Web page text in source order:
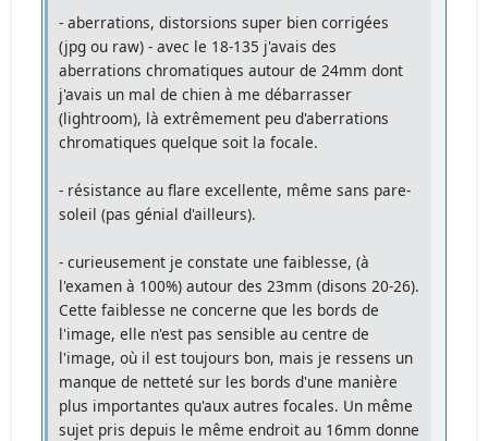
- aberrations, distorsions super bien corrigées
(jpg ou raw) - avec le 18-135 j'avais des
aberrations chromatiques autour de 24mm dont
j'avais un mal de chien à me débarrasser
(lightroom), là extrêmement peu d'aberrations
chromatiques quelque soit la focale.
- résistance au flare excellente, même sans pare-
soleil (pas génial d'ailleurs).
- curieusement je constate une faiblesse, (à
l'examen à 100%) autour des 23mm (disons 20-26).
Cette faiblesse ne concerne que les bords de
l'image, elle n'est pas sensible au centre de
l'image, où il est toujours bon, mais je ressens un
manque de netteté sur les bords d'une manière
plus importantes qu'aux autres focales. Un même
sujet pris depuis le même endroit au 16mm donne